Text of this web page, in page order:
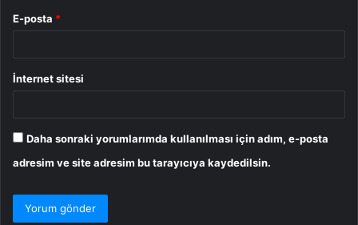
E-posta *
İnternet sitesi
Daha sonraki yorumlarımda kullanılması için adım, e-posta
adresim ve site adresim bu tarayıcıya kaydedilsin.